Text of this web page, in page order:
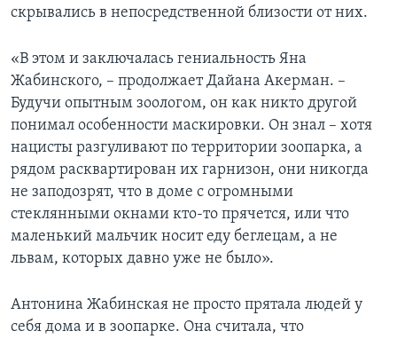
скрывались в непосредственной близости от них.
«В этом и заключалась гениальность Яна
Жабинского, – продолжает Дайана Акерман. –
Будучи опытным зоологом, он как никто другой
понимал особенности маскировки. Он знал – хотя
нацисты разгуливают по территории зоопарка, а
рядом расквартирован их гарнизон, они никогда
не заподозрят, что в доме с огромными
стеклянными окнами кто-то прячется, или что
маленький мальчик носит еду беглецам, а не
львам, которых давно уже не было».
Антонина Жабинская не просто прятала людей у
себя дома и в зоопарке. Она считала, что